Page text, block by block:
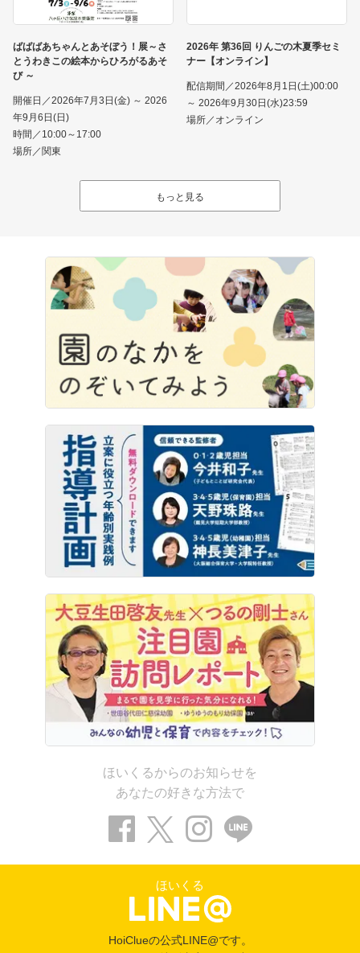
ばばばあちゃんとあそぼう！展～さ
とうわきこの絵本からひろがるあそ
び ～
開催日／2026年7月3日(金) ～ 2026
年9月6日(日)
時間／10:00～17:00
場所／関東
2026年 第36回 りんごの木夏季セミ
ナー【オンライン】
配信期間／2026年8月1日(土)00:00
～ 2026年9月30日(水)23:59
場所／オンライン
もっと見る
ほいくるからのお知らせを
あなたの好きな方法で
ほいくる
HoiClueの公式LINE@です。